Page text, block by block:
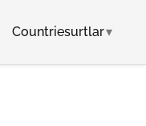
Countriesurtlar▾